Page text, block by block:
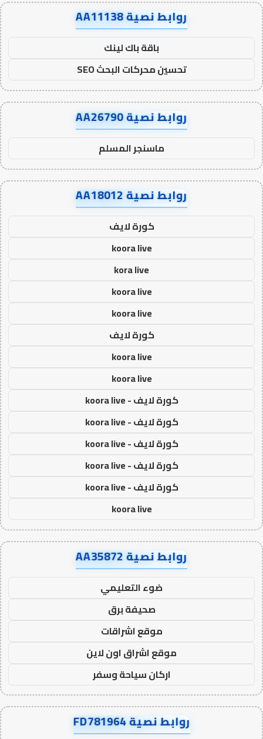
روابط نصية AA11138
باقة باك لينك
تحسين محركات البحث SEO
روابط نصية AA26790
ماسنجر المسلم
روابط نصية AA18012
كورة لايف
koora live
kora live
koora live
koora live
كورة لايف
koora live
koora live
كورة لايف - koora live
كورة لايف - koora live
كورة لايف - koora live
كورة لايف - koora live
كورة لايف - koora live
koora live
روابط نصية AA35872
ضوء التعليمي
صحيفة برق
موقع اشراقات
موقع اشراق اون لاين
اركان سياحة وسفر
روابط نصية FD781964